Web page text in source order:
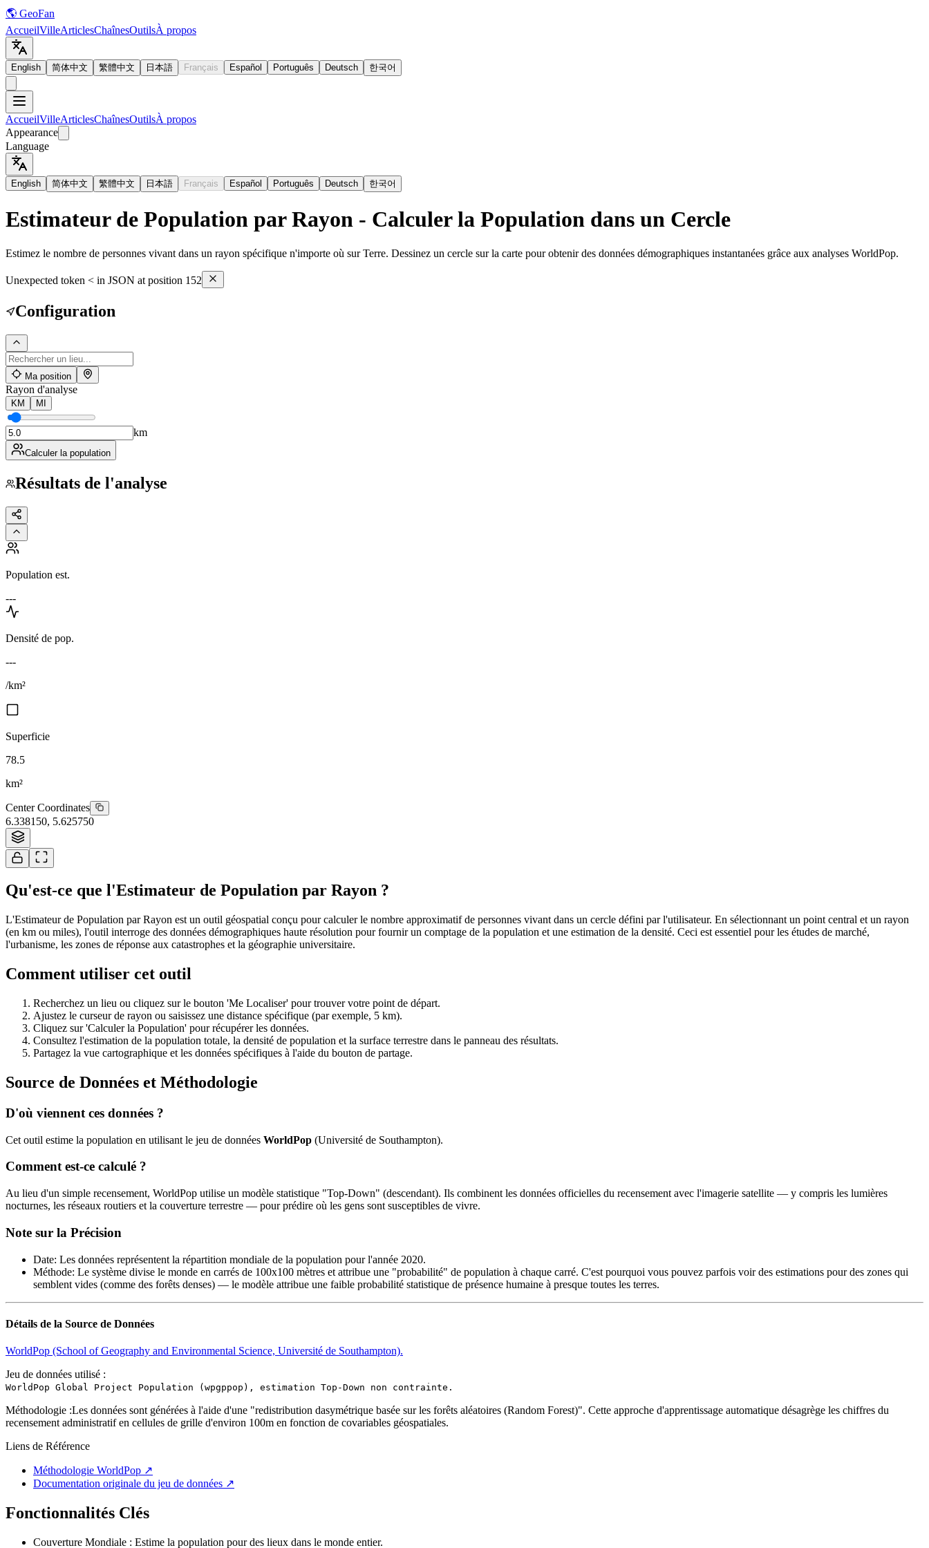
🌎 GeoFan
AccueilVilleArticlesChaînesOutilsÀ propos
English 简体中文 繁體中文 日本語 Français Español Português Deutsch 한국어
AccueilVilleArticlesChaînesOutilsÀ propos
Appearance
Language
English 简体中文 繁體中文 日本語 Français Español Português Deutsch 한국어
Estimateur de Population par Rayon - Calculer la Population dans un Cercle
Estimez le nombre de personnes vivant dans un rayon spécifique n'importe où sur Terre. Dessinez un cercle sur la carte pour obtenir des données démographiques instantanées grâce aux analyses WorldPop.
Unexpected token < in JSON at position 152
Configuration
Ma position
Rayon d'analyse
KM MI
km
Calculer la population
Résultats de l'analyse
Population est.
---
Densité de pop.
---
/km²
Superficie
78.5
km²
Center Coordinates
6.338150, 5.625750
Qu'est-ce que l'Estimateur de Population par Rayon ?
L'Estimateur de Population par Rayon est un outil géospatial conçu pour calculer le nombre approximatif de personnes vivant dans un cercle défini par l'utilisateur. En sélectionnant un point central et un rayon
(en km ou miles), l'outil interroge des données démographiques haute résolution pour fournir un comptage de la population et une estimation de la densité. Ceci est essentiel pour les études de marché,
l'urbanisme, les zones de réponse aux catastrophes et la géographie universitaire.
Comment utiliser cet outil
Recherchez un lieu ou cliquez sur le bouton 'Me Localiser' pour trouver votre point de départ.
Ajustez le curseur de rayon ou saisissez une distance spécifique (par exemple, 5 km).
Cliquez sur 'Calculer la Population' pour récupérer les données.
Consultez l'estimation de la population totale, la densité de population et la surface terrestre dans le panneau des résultats.
Partagez la vue cartographique et les données spécifiques à l'aide du bouton de partage.
Source de Données et Méthodologie
D'où viennent ces données ?
Cet outil estime la population en utilisant le jeu de données WorldPop (Université de Southampton).
Comment est-ce calculé ?
Au lieu d'un simple recensement, WorldPop utilise un modèle statistique "Top-Down" (descendant). Ils combinent les données officielles du recensement avec l'imagerie satellite — y compris les lumières
nocturnes, les réseaux routiers et la couverture terrestre — pour prédire où les gens sont susceptibles de vivre.
Note sur la Précision
Date: Les données représentent la répartition mondiale de la population pour l'année 2020.
Méthode: Le système divise le monde en carrés de 100x100 mètres et attribue une "probabilité" de population à chaque carré. C'est pourquoi vous pouvez parfois voir des estimations pour des zones qui
semblent vides (comme des forêts denses) — le modèle attribue une faible probabilité statistique de présence humaine à presque toutes les terres.
Détails de la Source de Données
WorldPop (School of Geography and Environmental Science, Université de Southampton).
Jeu de données utilisé :
WorldPop Global Project Population (wpgppop), estimation Top-Down non contrainte.
Méthodologie :Les données sont générées à l'aide d'une "redistribution dasymétrique basée sur les forêts aléatoires (Random Forest)". Cette approche d'apprentissage automatique désagrège les chiffres du
recensement administratif en cellules de grille d'environ 100m en fonction de covariables géospatiales.
Liens de Référence
Méthodologie WorldPop ↗
Documentation originale du jeu de données ↗
Fonctionnalités Clés
Couverture Mondiale : Estime la population pour des lieux dans le monde entier.